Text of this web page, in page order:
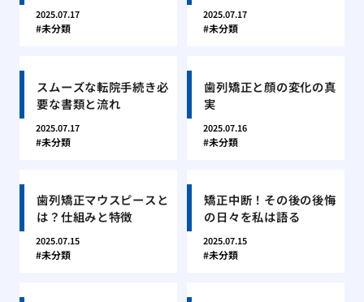
2025.07.17
未分類
2025.07.17
未分類
スムーズな転院手続き必
要な書類と流れ
2025.07.17
未分類
歯列矯正と顔の変化の真
実
2025.07.16
未分類
歯列矯正マウスピースと
は？仕組みと特徴
2025.07.15
未分類
矯正中断！その後の後悔
の日々を私は語る
2025.07.15
未分類